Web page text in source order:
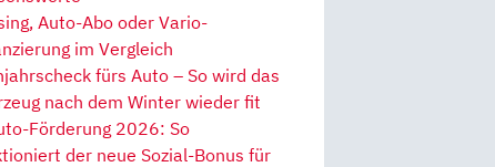
Auto-Abo oder Vario-
im Vergleich
fürs Auto – So wird das
nach dem Winter wieder fit
Förderung 2026: So
der neue Sozial-Bonus für